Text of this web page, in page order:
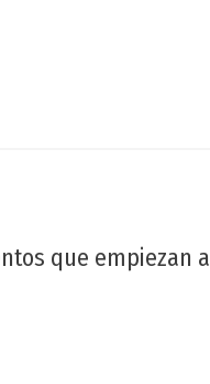
que empiezan a